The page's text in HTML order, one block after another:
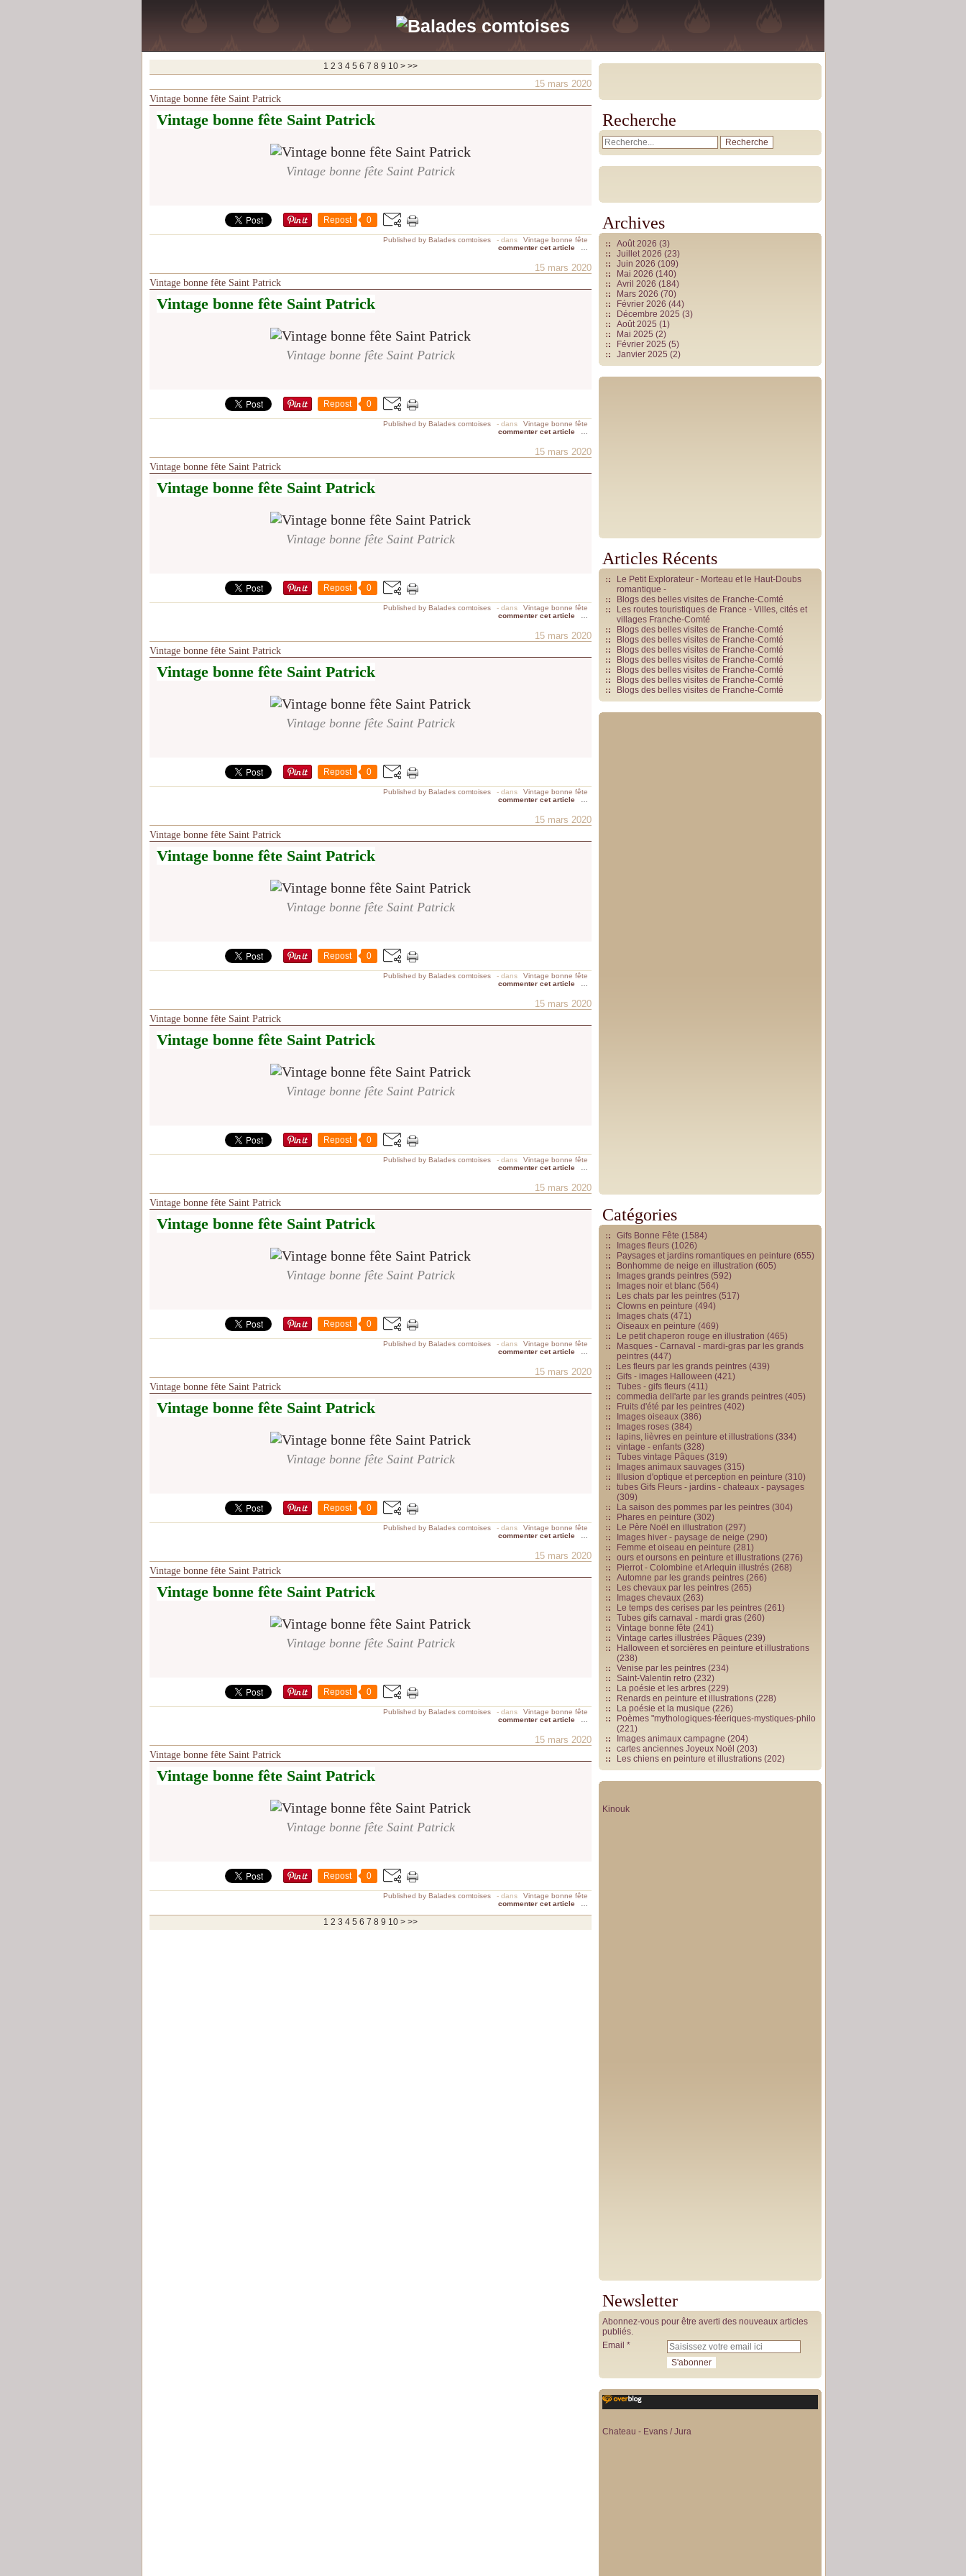
1 2 3 4 5 6 7 8 9 10 20
> >>
15 mars 2020
Vintage bonne fête Saint Patrick
Vintage bonne fête Saint Patrick
Vintage bonne fête Saint Patrick
Repost 0
Published by Balades comtoises - dans
Vintage bonne fête
commenter cet article
15 mars 2020
Vintage bonne fête Saint Patrick
Vintage bonne fête Saint Patrick
Vintage bonne fête Saint Patrick
Repost 0
Published by Balades comtoises - dans
Vintage bonne fête
commenter cet article
15 mars 2020
Vintage bonne fête Saint Patrick
Vintage bonne fête Saint Patrick
Vintage bonne fête Saint Patrick
Repost 0
Published by Balades comtoises - dans
Vintage bonne fête
commenter cet article
15 mars 2020
Vintage bonne fête Saint Patrick
Vintage bonne fête Saint Patrick
Vintage bonne fête Saint Patrick
Repost 0
Published by Balades comtoises - dans
Vintage bonne fête
commenter cet article
15 mars 2020
Vintage bonne fête Saint Patrick
Vintage bonne fête Saint Patrick
Vintage bonne fête Saint Patrick
Repost 0
Published by Balades comtoises - dans
Vintage bonne fête
commenter cet article
15 mars 2020
Vintage bonne fête Saint Patrick
Vintage bonne fête Saint Patrick
Vintage bonne fête Saint Patrick
Repost 0
Published by Balades comtoises - dans
Vintage bonne fête
commenter cet article
15 mars 2020
Vintage bonne fête Saint Patrick
Vintage bonne fête Saint Patrick
Vintage bonne fête Saint Patrick
Repost 0
Published by Balades comtoises - dans
Vintage bonne fête
commenter cet article
15 mars 2020
Vintage bonne fête Saint Patrick
Vintage bonne fête Saint Patrick
Vintage bonne fête Saint Patrick
Repost 0
Published by Balades comtoises - dans
Vintage bonne fête
commenter cet article
15 mars 2020
Vintage bonne fête Saint Patrick
Vintage bonne fête Saint Patrick
Vintage bonne fête Saint Patrick
Repost 0
Published by Balades comtoises - dans
Vintage bonne fête
commenter cet article
15 mars 2020
Vintage bonne fête Saint Patrick
Vintage bonne fête Saint Patrick
Vintage bonne fête Saint Patrick
Repost 0
Published by Balades comtoises - dans
Vintage bonne fête
commenter cet article
1 2 3 4 5 6 7 8 9 10 20
> >>
Recherche
Archives
Août 2026 (3)
Juillet 2026 (23)
Juin 2026 (109)
Mai 2026 (140)
Avril 2026 (184)
Mars 2026 (70)
Février 2026 (44)
Décembre 2025 (3)
Août 2025 (1)
Mai 2025 (2)
Février 2025 (5)
Janvier 2025 (2)
Articles Récents
Le Petit Explorateur - Morteau et le Haut-Doubs
romantique -
Blogs des belles visites de Franche-Comté
Les routes touristiques de France - Villes, cités et
villages Franche-Comté
Blogs des belles visites de Franche-Comté
Blogs des belles visites de Franche-Comté
Blogs des belles visites de Franche-Comté
Blogs des belles visites de Franche-Comté
Blogs des belles visites de Franche-Comté
Blogs des belles visites de Franche-Comté
Blogs des belles visites de Franche-Comté
Catégories
Gifs Bonne Fête (1584)
Images fleurs (1026)
Paysages et jardins romantiques en peinture (655)
Bonhomme de neige en illustration (605)
Images grands peintres (592)
Images noir et blanc (564)
Les chats par les peintres (517)
Clowns en peinture (494)
Images chats (471)
Oiseaux en peinture (469)
Le petit chaperon rouge en illustration (465)
Masques - Carnaval - mardi-gras par les grands
peintres (447)
Les fleurs par les grands peintres (439)
Gifs - images Halloween (421)
Tubes - gifs fleurs (411)
commedia dell'arte par les grands peintres (405)
Fruits d'été par les peintres (402)
Images oiseaux (386)
Images roses (384)
lapins, lièvres en peinture et illustrations (334)
vintage - enfants (328)
Tubes vintage Pâques (319)
Images animaux sauvages (315)
Illusion d'optique et perception en peinture (310)
tubes Gifs Fleurs - jardins - chateaux - paysages
(309)
La saison des pommes par les peintres (304)
Phares en peinture (302)
Le Père Noël en illustration (297)
Images hiver - paysage de neige (290)
Femme et oiseau en peinture (281)
ours et oursons en peinture et illustrations (276)
Pierrot - Colombine et Arlequin illustrés (268)
Automne par les grands peintres (266)
Les chevaux par les peintres (265)
Images chevaux (263)
Le temps des cerises par les peintres (261)
Tubes gifs carnaval - mardi gras (260)
Vintage bonne fête (241)
Vintage cartes illustrées Pâques (239)
Halloween et sorcières en peinture et illustrations
(238)
Venise par les peintres (234)
Saint-Valentin retro (232)
La poésie et les arbres (229)
Renards en peinture et illustrations (228)
La poésie et la musique (226)
Poèmes "mythologiques-féeriques-mystiques-philo
(221)
Images animaux campagne (204)
cartes anciennes Joyeux Noël (203)
Les chiens en peinture et illustrations (202)
Kinouk
Newsletter
Abonnez-vous pour être averti des nouveaux articles
publiés.
Email
Chateau - Evans / Jura